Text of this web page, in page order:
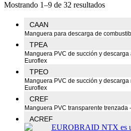
Mostrando 1–9 de 32 resultados
CAAN
Manguera para descarga de
TPEA
Manguera PVC de succión y
Euroflex
TPEO
Manguera PVC de succión y
Euroflex
CREF
Manguera PVC transparente trenzada
ACREF